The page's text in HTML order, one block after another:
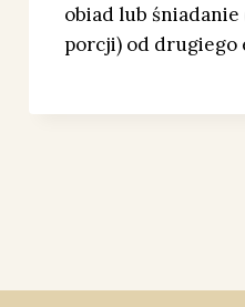
obiad lub
porcji) od drugiego